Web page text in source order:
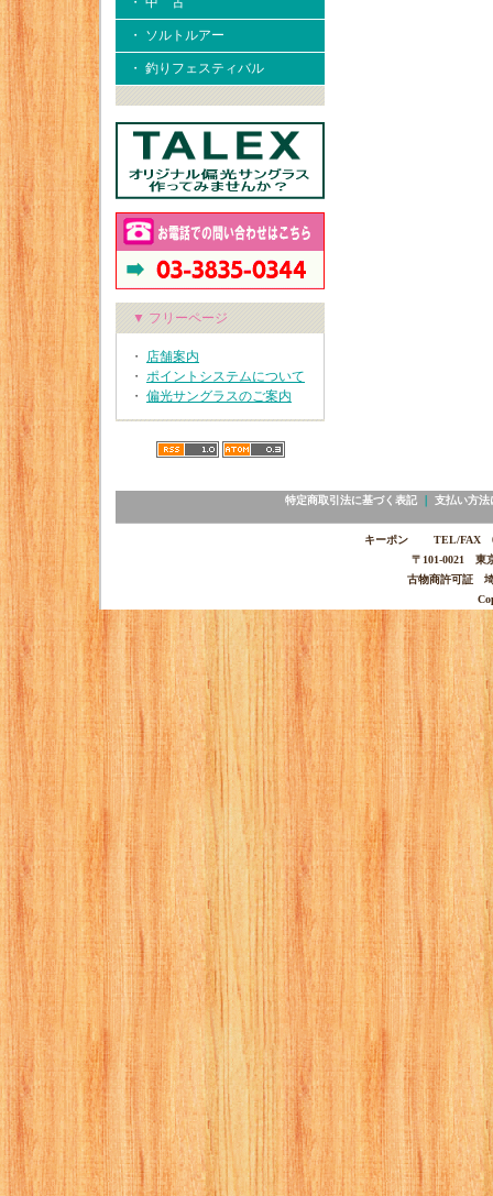
・ ソルトルアー
・ 釣りフェスティバル
▼ フリーページ
・ 店舗案内
・ ポイントシステムについて
・ 偏光サングラスのご案内
特定商取引法に基づく表記｜ 支払い方法
キーポン TEL/FAX
〒101-0021 東
古物商許可証